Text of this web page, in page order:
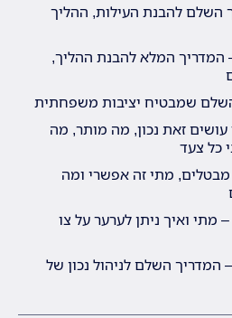
השלם להבנת העילות, ההליך
המדריך המלא להבנת ההליך,
שמבטיח יציבות משפחתית
עושים זאת נכון, מה מותר, מה
כל צעד
מבטלים, מתי זה אפשרי ומה
מתי ואיך ניתן לערער על צו
המדריך השלם לניהול נכון של